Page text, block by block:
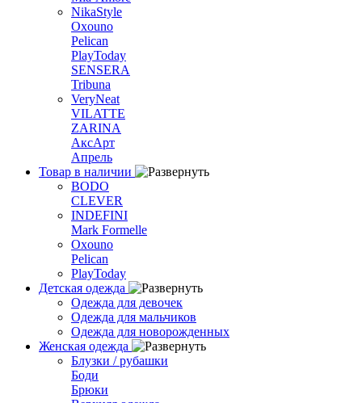
NikaStyle
Oxouno
Pelican
PlayToday
SENSERA
Tribuna
VeryNeat
VILATTE
ZARINA
АксАрт
Апрель
Товар в наличии
BODO
CLEVER
INDEFINI
Mark Formelle
Oxouno
Pelican
PlayToday
Детская одежда
Одежда для девочек
Одежда для мальчиков
Одежда для новорожденных
Женская одежда
Блузки / рубашки
Боди
Брюки